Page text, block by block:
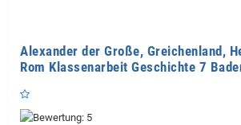
Alexander der Große, Greichenland,
Rom Klassenarbeit Geschichte 7